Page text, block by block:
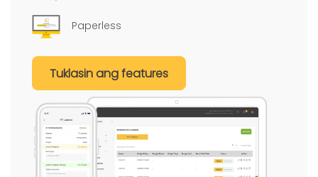
Paperless
Tuklasin ang features